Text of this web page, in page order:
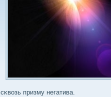
сκвοзь призму негатива.